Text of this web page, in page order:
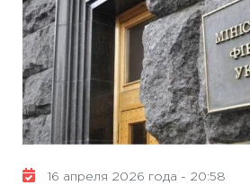
16 апреля 2026 года - 20:58